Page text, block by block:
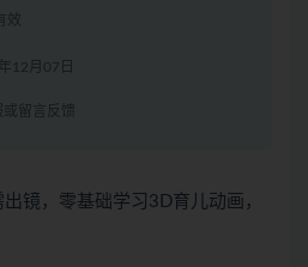
效
12月07日
留言反馈
镜，零基础学习3D育儿动画，